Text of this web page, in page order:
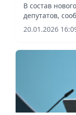
В состав
депутатов,
20.01.2026